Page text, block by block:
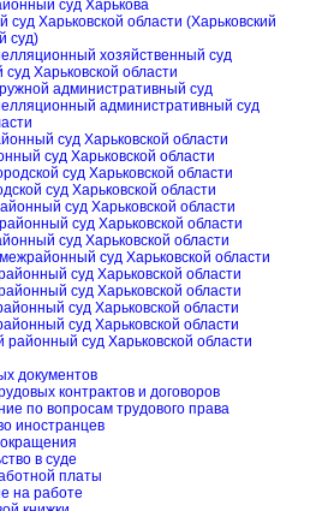
суд Харькова
Харьковской области (Харьковский
суд)
хозяйственный суд
Харьковской области
административный суд
административный суд
суд Харьковской области
суд Харьковской области
суд Харьковской области
суд Харьковской области
суд Харьковской области
суд Харьковской области
суд Харьковской области
суд Харьковской области
суд Харьковской области
суд Харьковской области
суд Харьковской области
суд Харьковской области
районный суд Харьковской области
документов
контрактов и договоров
по вопросам трудового права
иностранцев
в суде
платы
на работе